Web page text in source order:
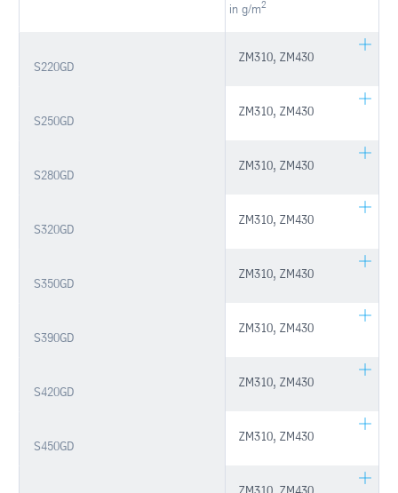
in g/m2
S220GD
ZM310, ZM430
S250GD
ZM310, ZM430
S280GD
ZM310, ZM430
S320GD
ZM310, ZM430
S350GD
ZM310, ZM430
S390GD
ZM310, ZM430
S420GD
ZM310, ZM430
S450GD
ZM310, ZM430